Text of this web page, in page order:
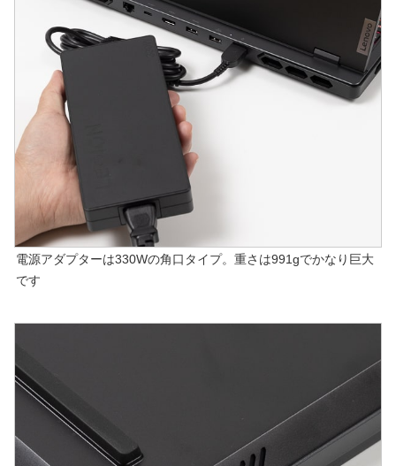
電源アダプターは330Wの角口タイプ。重さは991gでかなり巨大
です